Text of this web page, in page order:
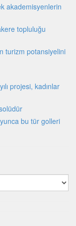
akademisyenlerin
topluluğu
turizm potansiyelini
projesi, kadınlar
bu tür golleri